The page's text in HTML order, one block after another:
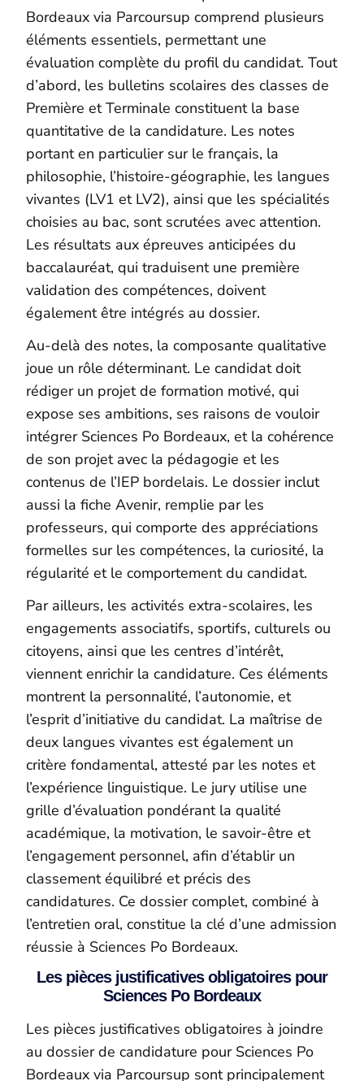
Bordeaux via Parcoursup comprend plusieurs
éléments essentiels, permettant une
évaluation complète du profil du candidat. Tout
d’abord, les bulletins scolaires des classes de
Première et Terminale constituent la base
quantitative de la candidature. Les notes
portant en particulier sur le français, la
philosophie, l’histoire-géographie, les langues
vivantes (LV1 et LV2), ainsi que les spécialités
choisies au bac, sont scrutées avec attention.
Les résultats aux épreuves anticipées du
baccalauréat, qui traduisent une première
validation des compétences, doivent
également être intégrés au dossier.
Au-delà des notes, la composante qualitative
joue un rôle déterminant. Le candidat doit
rédiger un projet de formation motivé, qui
expose ses ambitions, ses raisons de vouloir
intégrer Sciences Po Bordeaux, et la cohérence
de son projet avec la pédagogie et les
contenus de l’IEP bordelais. Le dossier inclut
aussi la fiche Avenir, remplie par les
professeurs, qui comporte des appréciations
formelles sur les compétences, la curiosité, la
régularité et le comportement du candidat.
Par ailleurs, les activités extra-scolaires, les
engagements associatifs, sportifs, culturels ou
citoyens, ainsi que les centres d’intérêt,
viennent enrichir la candidature. Ces éléments
montrent la personnalité, l’autonomie, et
l’esprit d’initiative du candidat. La maîtrise de
deux langues vivantes est également un
critère fondamental, attesté par les notes et
l’expérience linguistique. Le jury utilise une
grille d’évaluation pondérant la qualité
académique, la motivation, le savoir-être et
l’engagement personnel, afin d’établir un
classement équilibré et précis des
candidatures. Ce dossier complet, combiné à
l’entretien oral, constitue la clé d’une admission
réussie à Sciences Po Bordeaux.
Les pièces justificatives obligatoires pour
Sciences Po Bordeaux
Les pièces justificatives obligatoires à joindre
au dossier de candidature pour Sciences Po
Bordeaux via Parcoursup sont principalement